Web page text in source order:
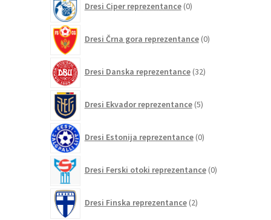
Dresi Ciper reprezentance 0izdelkov
Dresi Črna gora reprezentance 0izdelkov
Dresi Danska reprezentance 32izdelkov
Dresi Ekvador reprezentance 5izdelkov
Dresi Estonija reprezentance 0izdelkov
Dresi Ferski otoki reprezentance 0izdelkov
Dresi Finska reprezentance 2izdelka